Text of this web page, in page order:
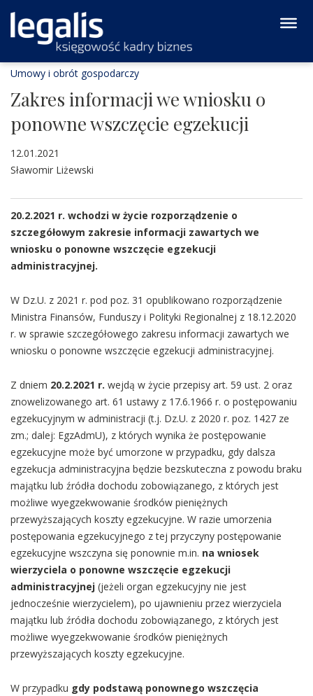
Umowy i obrót gospodarczy
Zakres informacji we wniosku o
ponowne wszczęcie egzekucji
12.01.2021
Sławomir Liżewski
20.2.2021 r. wchodzi w życie rozporządzenie o
szczegółowym zakresie informacji zawartych we
wniosku o ponowne wszczęcie egzekucji
administracyjnej.
W Dz.U. z 2021 r. pod poz. 31 opublikowano rozporządzenie
Ministra Finansów, Funduszy i Polityki Regionalnej z 18.12.2020
r. w sprawie szczegółowego zakresu informacji zawartych we
wniosku o ponowne wszczęcie egzekucji administracyjnej.
Z dniem 20.2.2021 r. wejdą w życie przepisy art. 59 ust. 2 oraz
znowelizowanego art. 61 ustawy z 17.6.1966 r. o postępowaniu
egzekucyjnym w administracji (t.j. Dz.U. z 2020 r. poz. 1427 ze
zm.; dalej: EgzAdmU), z których wynika że postępowanie
egzekucyjne może być umorzone w przypadku, gdy dalsza
egzekucja administracyjna będzie bezskuteczna z powodu braku
majątku lub źródła dochodu zobowiązanego, z których jest
możliwe wyegzekwowanie środków pieniężnych
przewyższających koszty egzekucyjne. W razie umorzenia
postępowania egzekucyjnego z tej przyczyny postępowanie
egzekucyjne wszczyna się ponownie m.in. na wniosek
wierzyciela o ponowne wszczęcie egzekucji
administracyjnej (jeżeli organ egzekucyjny nie jest
jednocześnie wierzycielem), po ujawnieniu przez wierzyciela
majątku lub źródła dochodu zobowiązanego, z których jest
możliwe wyegzekwowanie środków pieniężnych
przewyższających koszty egzekucyjne.
W przypadku gdy podstawą ponownego wszczęcia